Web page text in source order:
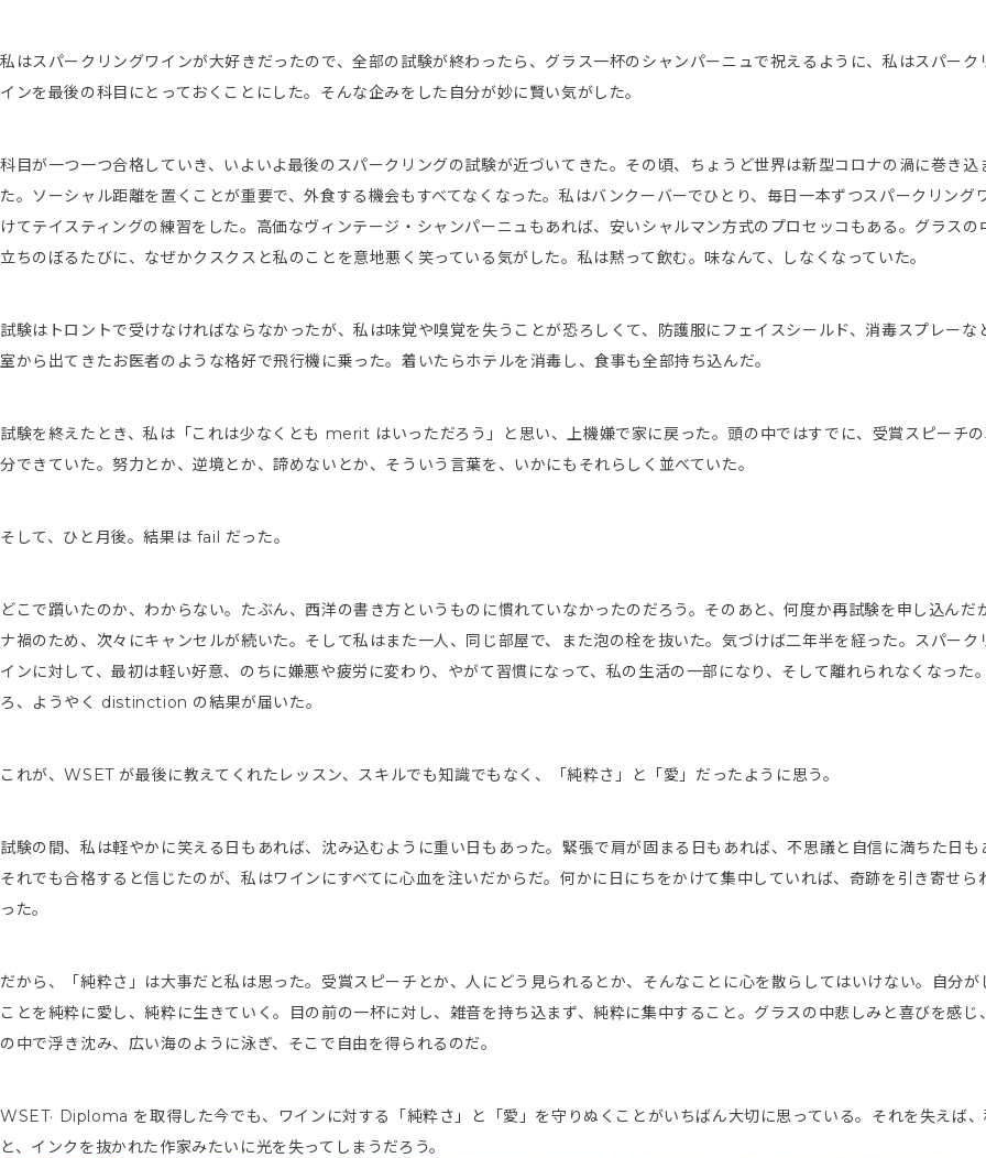
私はスパークリングワインが大好きだったので、全部の試験が終わったら、グラス一杯のシャンパーニュで祝えるように、私はスパーク
インを最後の科目にとっておくことにした。そんな企みをした自分が妙に賢い気がした。
科目が一つ一つ合格していき、いよいよ最後のスパークリングの試験が近づいてきた。その頃、ちょうど世界は新型コロナの渦に巻き込
た。ソーシャル距離を置くことが重要で、外食する機会もすべてなくなった。私はバンクーバーでひとり、毎日一本ずつスパークリング
けてテイスティングの練習をした。高価なヴィンテージ・シャンパーニュもあれば、安いシャルマン方式のプロセッコもある。グラスの
立ちのぼるたびに、なぜかクスクスと私のことを意地悪く笑っている気がした。私は黙って飲む。味なんて、しなくなっていた。
試験はトロントで受けなければならなかったが、私は味覚や嗅覚を失うことが恐ろしくて、防護服にフェイスシールド、消毒スプレーな
室から出てきたお医者のような格好で飛行機に乗った。着いたらホテルを消毒し、食事も全部持ち込んだ。
試験を終えたとき、私は「これは少なくとも merit はいっただろう」と思い、上機嫌で家に戻った。頭の中ではすでに、受賞スピーチ
分できていた。努力とか、逆境とか、諦めないとか、そういう言葉を、いかにもそれらしく並べていた。
そして、ひと月後。結果は fail だった。
どこで躓いたのか、わからない。たぶん、西洋の書き方というものに慣れていなかったのだろう。そのあと、何度か再試験を申し込んだ
ナ禍のため、次々にキャンセルが続いた。そして私はまた一人、同じ部屋で、また泡の栓を抜いた。気づけば二年半を経った。スパーク
インに対して、最初は軽い好意、のちに嫌悪や疲労に変わり、やがて習慣になって、私の生活の一部になり、そして離れられなくなった
ろ、ようやく distinction の結果が届いた。
これが、WSET が最後に教えてくれたレッスン、スキルでも知識でもなく、「純粋さ」と「愛」だったように思う。
試験の間、私は軽やかに笑える日もあれば、沈み込むように重い日もあった。緊張で肩が固まる日もあれば、不思議と自信に満ちた日も
それでも合格すると信じたのが、私はワインにすべてに心血を注いだからだ。何かに日にちをかけて集中していれば、奇跡を引き寄せら
った。
だから、「純粋さ」は大事だと私は思った。受賞スピーチとか、人にどう見られるとか、そんなことに心を散らしてはいけない。自分が
ことを純粋に愛し、純粋に生きていく。目の前の一杯に対し、雑音を持ち込まず、純粋に集中すること。グラスの中悲しみと喜びを感じ
の中で浮き沈み、広い海のように泳ぎ、そこで自由を得られるのだ。
WSET· Diploma を取得した今でも、ワインに対する「純粋さ」と「愛」を守りぬくことがいちばん大切に思っている。それを失えば
と、インクを抜かれた作家みたいに光を失ってしまうだろう。